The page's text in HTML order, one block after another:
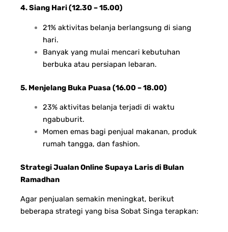
4. Siang Hari (12.30 – 15.00)
21% aktivitas belanja berlangsung di siang
hari.
Banyak yang mulai mencari kebutuhan
berbuka atau persiapan lebaran.
5. Menjelang Buka Puasa (16.00 – 18.00)
23% aktivitas belanja terjadi di waktu
ngabuburit.
Momen emas bagi penjual makanan, produk
rumah tangga, dan fashion.
Strategi Jualan Online Supaya Laris di Bulan
Ramadhan
Agar penjualan semakin meningkat, berikut
beberapa strategi yang bisa Sobat Singa terapkan: